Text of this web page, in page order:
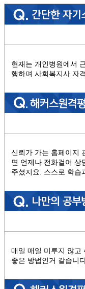
현재는 개인병원에서
행하며 사회복지사 자
신뢰가 가는 홈페이지
면 언제나 전화걸어 상
주셨지요. 스스로 학습
매일 매일 미루지 않고
좋은 방법인거 같습니